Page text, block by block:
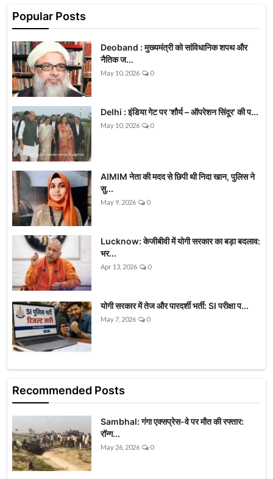
Popular Posts
Deoband : मुख्यमंत्री को सांविधानिक शपथ और
नैतिक ज...
May 10, 2026 0
Delhi : इंडिया गेट पर 'शौर्य – ऑपरेशन सिंदूर' की प...
May 10, 2026 0
AIMIM नेता की मदद से छिपी थी निदा खान, पुलिस ने
सु...
May 9, 2026 0
Lucknow: केजीबीवी में योगी सरकार का बड़ा बदलाव:
भर...
Apr 13, 2026 0
योगी सरकार में तेज और पारदर्शी भर्ती: SI परीक्षा प...
May 7, 2026 0
Recommended Posts
Sambhal: गंगा एक्सप्रेस-वे पर मौत की रफ्तार:
रॉन्ग...
May 26, 2026 0